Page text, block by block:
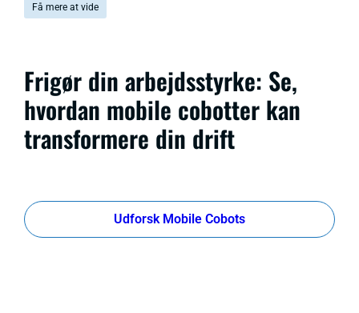
Få mere at vide
Frigør din arbejdsstyrke: Se,
hvordan mobile cobotter kan
transformere din drift
Udforsk Mobile Cobots